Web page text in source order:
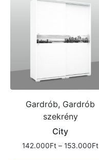
Gardrób, Gardrób
szekrény
City
142.000Ft –153.000Ft